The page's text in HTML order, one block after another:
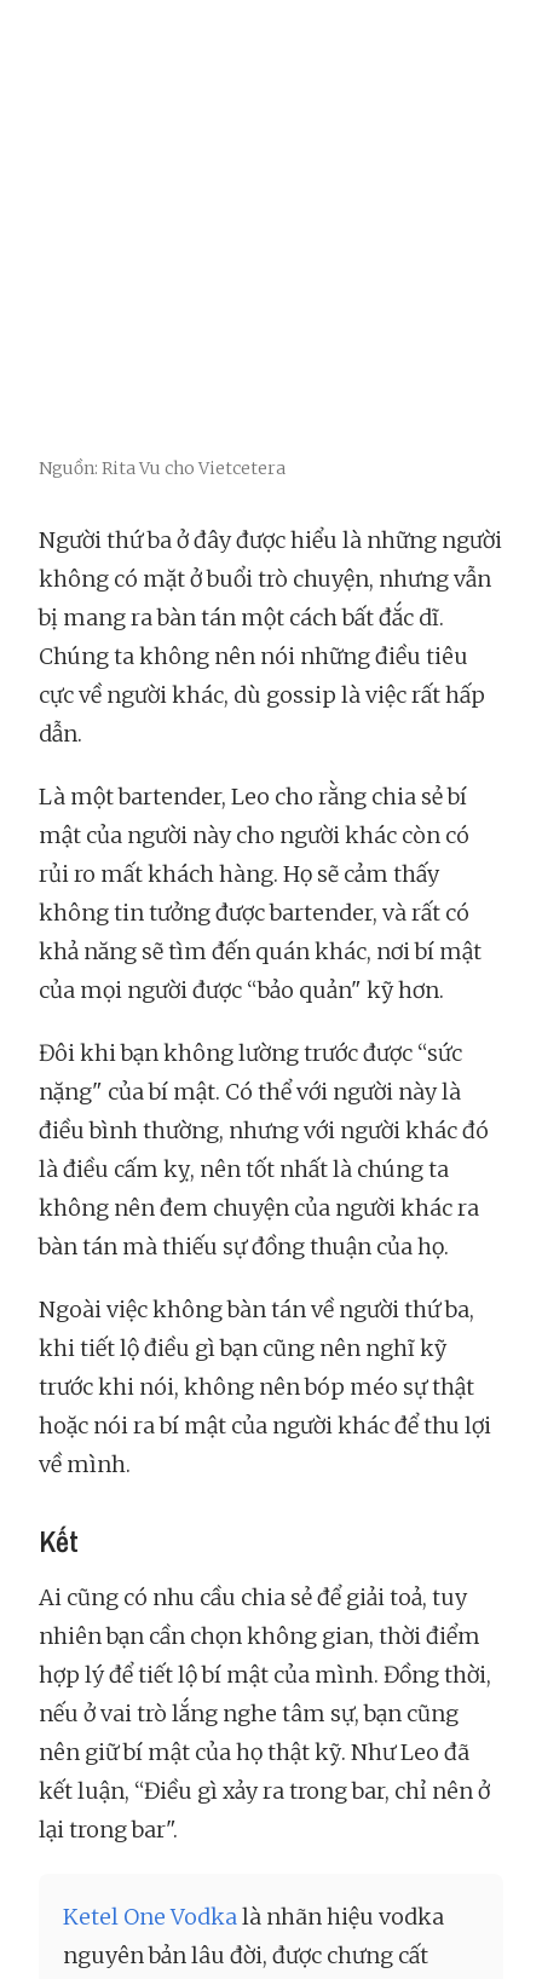
Nguồn: Rita Vu cho Vietcetera
Người thứ ba ở đây được hiểu là những người
không có mặt ở buổi trò chuyện, nhưng vẫn
bị mang ra bàn tán một cách bất đắc dĩ.
Chúng ta không nên nói những điều tiêu
cực về người khác, dù gossip là việc rất hấp
dẫn.
Là một bartender, Leo cho rằng chia sẻ bí
mật của người này cho người khác còn có
rủi ro mất khách hàng. Họ sẽ cảm thấy
không tin tưởng được bartender, và rất có
khả năng sẽ tìm đến quán khác, nơi bí mật
của mọi người được “bảo quản" kỹ hơn.
Đôi khi bạn không lường trước được “sức
nặng" của bí mật. Có thể với người này là
điều bình thường, nhưng với người khác đó
là điều cấm kỵ, nên tốt nhất là chúng ta
không nên đem chuyện của người khác ra
bàn tán mà thiếu sự đồng thuận của họ.
Ngoài việc không bàn tán về người thứ ba,
khi tiết lộ điều gì bạn cũng nên nghĩ kỹ
trước khi nói, không nên bóp méo sự thật
hoặc nói ra bí mật của người khác để thu lợi
về mình.
Kết
Ai cũng có nhu cầu chia sẻ để giải toả, tuy
nhiên bạn cần chọn không gian, thời điểm
hợp lý để tiết lộ bí mật của mình. Đồng thời,
nếu ở vai trò lắng nghe tâm sự, bạn cũng
nên giữ bí mật của họ thật kỹ. Như Leo đã
kết luận, “Điều gì xảy ra trong bar, chỉ nên ở
lại trong bar".
Ketel One Vodkalà nhãn hiệu vodka
nguyên bản lâu đời, được chưng cất